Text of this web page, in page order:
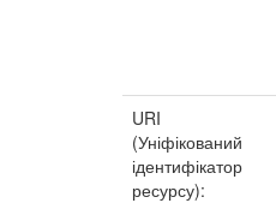
URI
(Уніфікований
ідентифікатор
ресурсу):